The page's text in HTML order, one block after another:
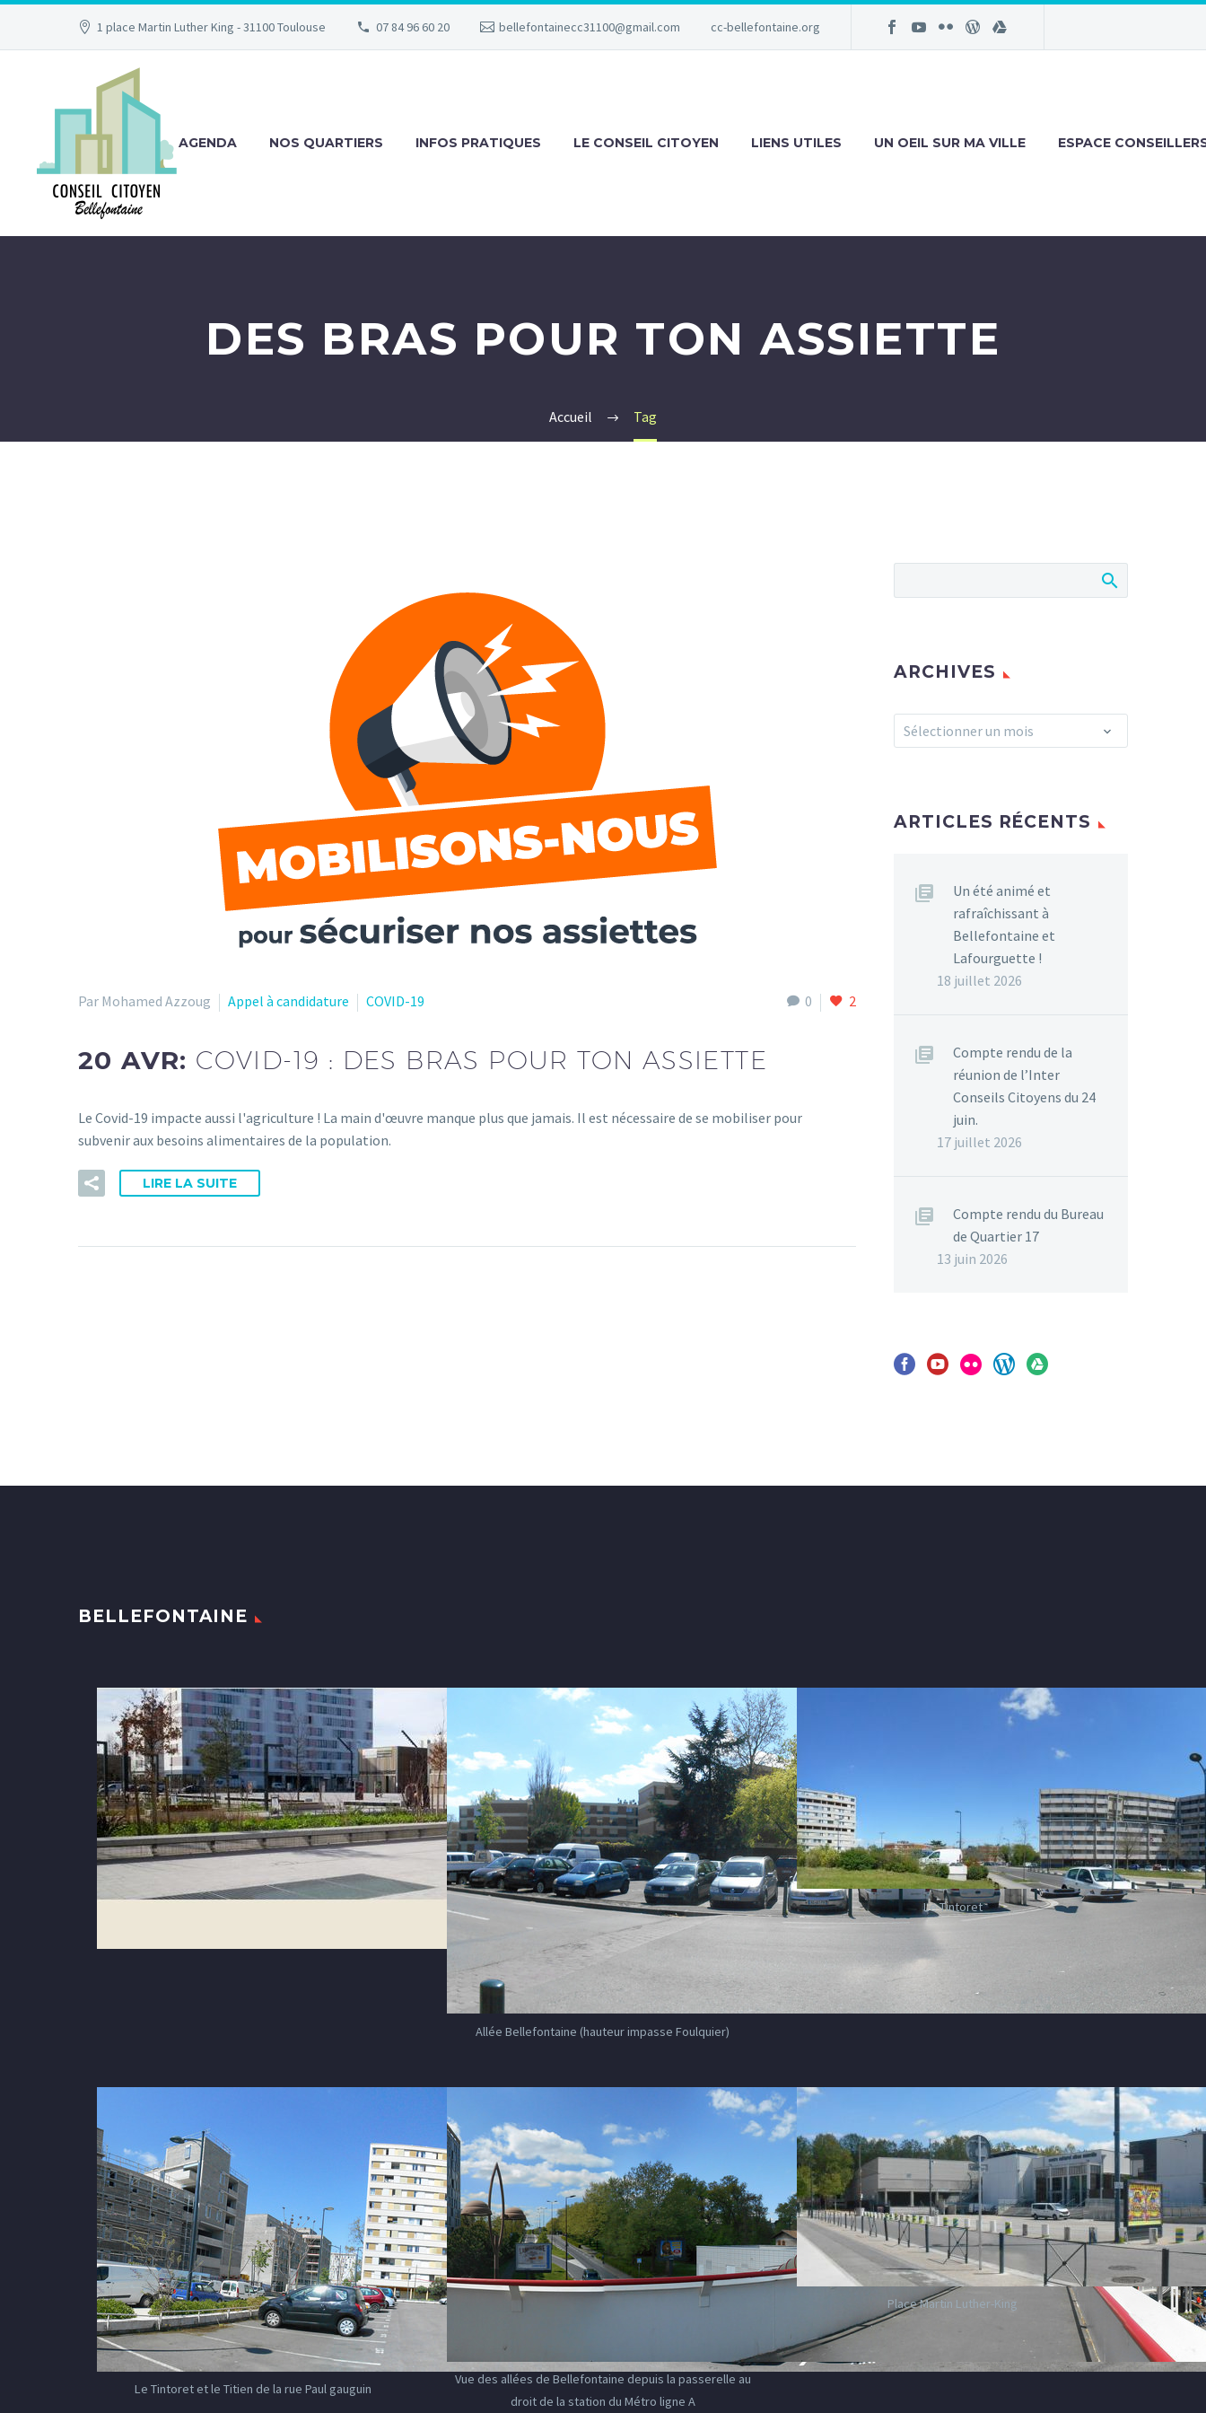
1 place Martin Luther King - 31100 Toulouse 07 84 96 60 20 bellefontainecc31100@gmail.com cc-bellefontaine.org
AGENDA NOS QUARTIERS INFOS PRATIQUES LE CONSEIL CITOYEN LIENS UTILES UN OEIL SUR MA VILLE ESPACE
DES BRAS POUR TON ASSIETTE
Accueil Tag
0 2
Par Mohamed Azzoug Appel à candidature COVID-19
20 AVR: COVID-19 : DES BRAS POUR TON ASSIETTE
Le Covid-19 impacte aussi l'agriculture ! La main d'œuvre manque plus que jamais. Il est nécessaire de se mobiliser pour
subvenir aux besoins alimentaires de la population.
LIRE LA SUITE
ARCHIVES
Archives
Sélectionner un mois
ARTICLES RÉCENTS
Un été animé et
rafraîchissant à
Bellefontaine et
Lafourguette !
18 juillet 2026
Compte rendu de la
réunion de l’Inter
Conseils Citoyens du 24
juin.
17 juillet 2026
Compte rendu du Bureau
de Quartier 17
13 juin 2026
BELLEFONTAINE
Allée Bellefontaine (hauteur impasse Foulquier)
Le Tintoret
Le Tintoret et le Titien de la rue Paul gauguin
Vue des allées de Bellefontaine depuis la passerelle au
droit de la station du Métro ligne A
Place Martin Luther-King